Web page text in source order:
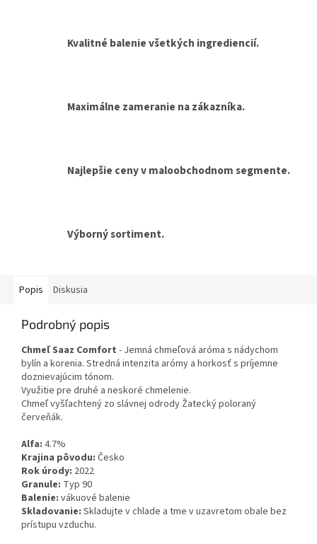
Kvalitné balenie všetkých ingrediencií.
Maximálne zameranie na zákazníka.
Najlepšie ceny v maloobchodnom segmente.
Výborný sortiment.
Popis Diskusia
Podrobný popis
ChmeľSaaz Comfort - Jemná chmeľová aróma s nádychom
bylín a korenia. Stredná intenzita arómy a horkosť s príjemne
doznievajúcim tónom.
Využitie pre druhé a neskoré chmelenie.
Chmeľ vyšľachtený zo slávnej odrody Žatecký poloraný
červeňák.
Alfa: 4.7%
Krajina pôvodu: Česko
Rok úrody: 2022
Granule: Typ 90
Balenie: vákuové balenie
Skladovanie: Skladujte v chlade a tme v uzavretom obale bez
prístupu vzduchu.